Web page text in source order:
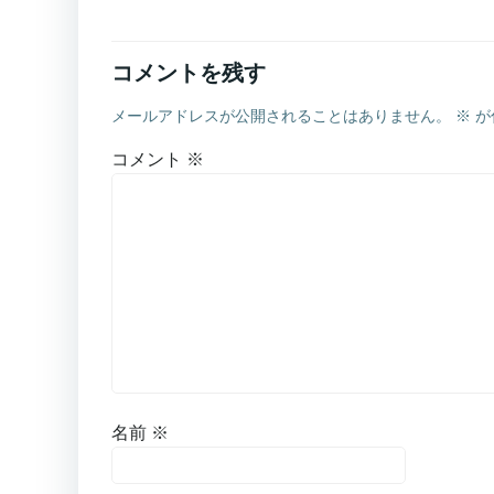
コメントを残す
メールアドレスが公開されることはありません。 ※
コメント ※
名前 ※